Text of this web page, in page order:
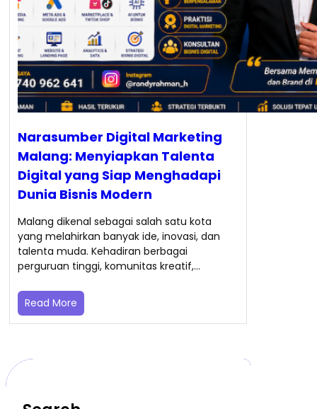
Narasumber Digital Marketing
Malang: Menyiapkan Talenta
Digital yang Siap Menghadapi
Dunia Bisnis Modern
Malang dikenal sebagai salah satu kota
yang melahirkan banyak ide, inovasi, dan
talenta muda. Kehadiran berbagai
perguruan tinggi, komunitas kreatif,…
Read More